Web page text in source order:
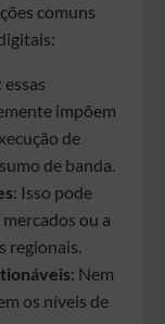
comuns
: essas
impõem
de
de banda.
: Isso pode
ou a
regionais.
: Nem
os níveis de